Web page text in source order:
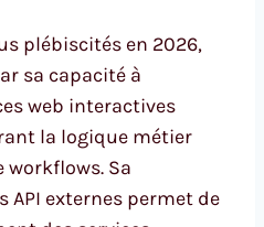
plébiscités en 2026,
sa capacité à
web interactives
la logique métier
workflows. Sa
externes permet de